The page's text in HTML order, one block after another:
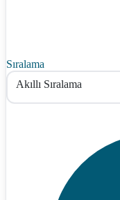
Sıralama
Akıllı Sıralama